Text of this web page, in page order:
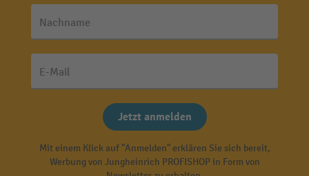
Nachname
E-Mail
Jetzt anmelden
Mit einem Klick auf "Anmelden" erklären Sie sich bereit,
Werbung von Jungheinrich PROFISHOP in Form von